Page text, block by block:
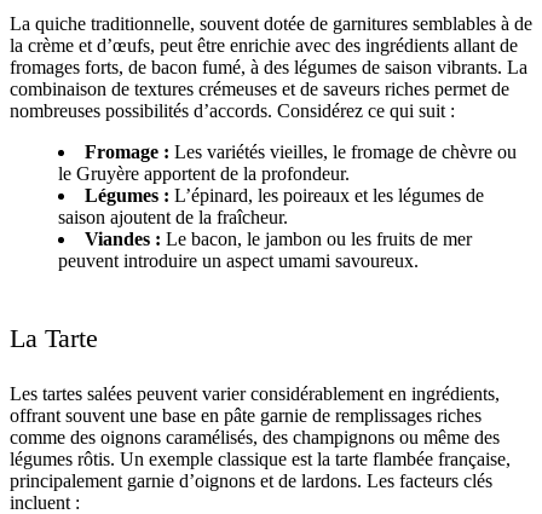
La quiche traditionnelle, souvent dotée de garnitures semblables à de
la crème et d’œufs, peut être enrichie avec des ingrédients allant de
fromages forts, de bacon fumé, à des légumes de saison vibrants. La
combinaison de textures crémeuses et de saveurs riches permet de
nombreuses possibilités d’accords. Considérez ce qui suit :
Fromage : Les variétés vieilles, le fromage de chèvre ou
le Gruyère apportent de la profondeur.
Légumes : L’épinard, les poireaux et les légumes de
saison ajoutent de la fraîcheur.
Viandes : Le bacon, le jambon ou les fruits de mer
peuvent introduire un aspect umami savoureux.
La Tarte
Les tartes salées peuvent varier considérablement en ingrédients,
offrant souvent une base en pâte garnie de remplissages riches
comme des oignons caramélisés, des champignons ou même des
légumes rôtis. Un exemple classique est la tarte flambée française,
principalement garnie d’oignons et de lardons. Les facteurs clés
incluent :